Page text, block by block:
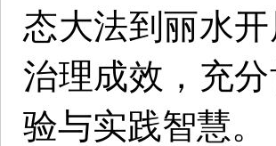
态大法到丽水
治理成效，充
验与实践智慧。